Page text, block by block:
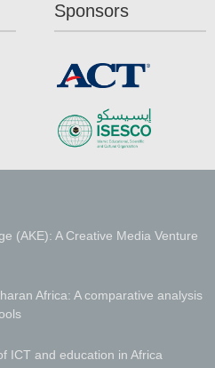
Sponsors
(AKE): A Creative Media Venture
Africa: A comparative analysis
ICT and education in Africa